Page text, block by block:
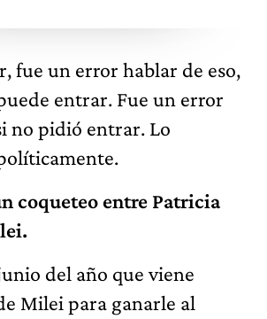
fue un error hablar de eso,
entrar. Fue un error
no pidió entrar. Lo
coqueteo entre Patricia
del año que viene
Milei para ganarle al